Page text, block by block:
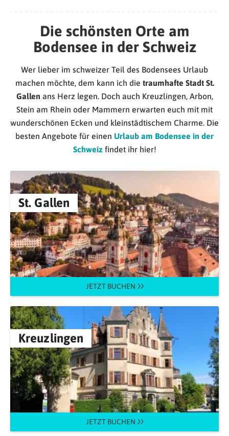
Die schönsten Orte am
Bodensee in der Schweiz
Wer lieber im schweizer Teil des Bodensees Urlaub
machen möchte, dem kann ich die traumhafte Stadt St.
Gallen ans Herz legen. Doch auch Kreuzlingen, Arbon,
Stein am Rhein oder Mammern erwarten euch mit mit
wunderschönen Ecken und kleinstädtischem Charme. Die
besten Angebote für einen Urlaub am Bodensee in der
Schweizfindet ihr hier!
St. Gallen
JETZT BUCHEN
Kreuzlingen
JETZT BUCHEN